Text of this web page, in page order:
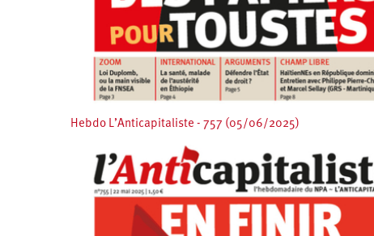
Hebdo L’Anticapitaliste - 757 (05/06/2025)